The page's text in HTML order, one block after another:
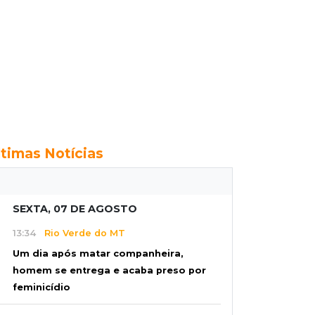
Notícias
SEXTA, 07 DE AGOSTO
13:34 Rio Verde do MT
Um dia após matar companheira,
homem se entrega e acaba preso por
feminicídio